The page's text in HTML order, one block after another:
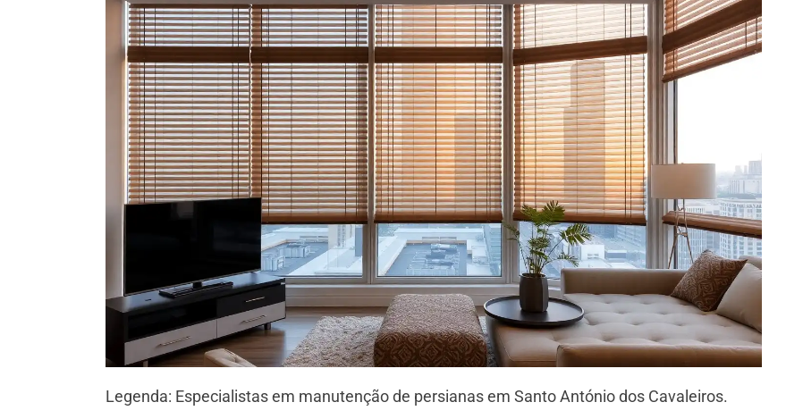
Legenda: Especialistas em manutenção de persianas em Santo António dos Cavaleiros.